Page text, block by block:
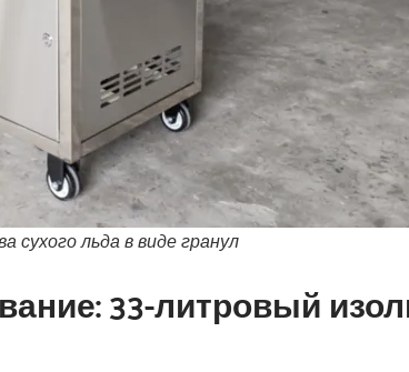
сухого льда в виде гранул
33-литровый